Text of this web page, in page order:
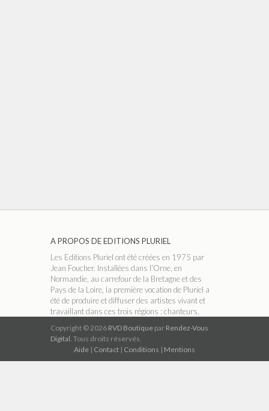
A PROPOS DE EDITIONS PLURIEL
Les Editions Pluriel ont été créées en 1975 par
Jean Foucher. Installées dans l'Orne, en
Normandie, au carrefour de la Bretagne et des
Pays de la Loire, la première vocation de Pluriel a
été de produire et diffuser des artistes vivant et
travaillant dans ces trois régions : chanteurs,
musiciens classiques, etc. Dans les années 90,
avec l'arrivée du CD, le catalogue s'est élargi aux
musiques celtiques et aux bandes playback
Copyright © 2026 RVD Boutique par Rendez-Vous
Digital. Tous droits réservés.
Aide | Contact | Conditions | Mentions